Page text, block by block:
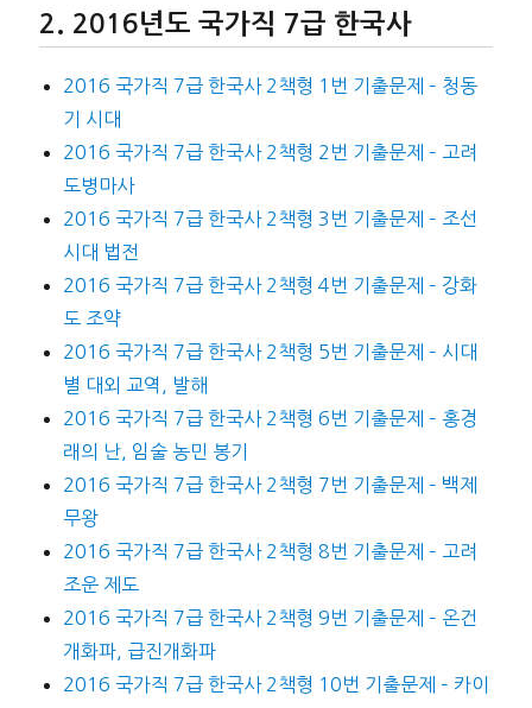
2016년도 국가직 7급 한국사
2016 국가직 7급 한국사 2책형 1번 기출문제 – 청동
기 시대
2016 국가직 7급 한국사 2책형 2번 기출문제 – 고려
도병마사
2016 국가직 7급 한국사 2책형 3번 기출문제 – 조선
시대 법전
2016 국가직 7급 한국사 2책형 4번 기출문제 – 강화
도 조약
2016 국가직 7급 한국사 2책형 5번 기출문제 – 시대
별 대외 교역, 발해
2016 국가직 7급 한국사 2책형 6번 기출문제 – 홍경
래의 난, 임술 농민 봉기
2016 국가직 7급 한국사 2책형 7번 기출문제 – 백제
무왕
2016 국가직 7급 한국사 2책형 8번 기출문제 – 고려
조운 제도
2016 국가직 7급 한국사 2책형 9번 기출문제 – 온건
개화파, 급진개화파
2016 국가직 7급 한국사 2책형 10번 기출문제 – 카이